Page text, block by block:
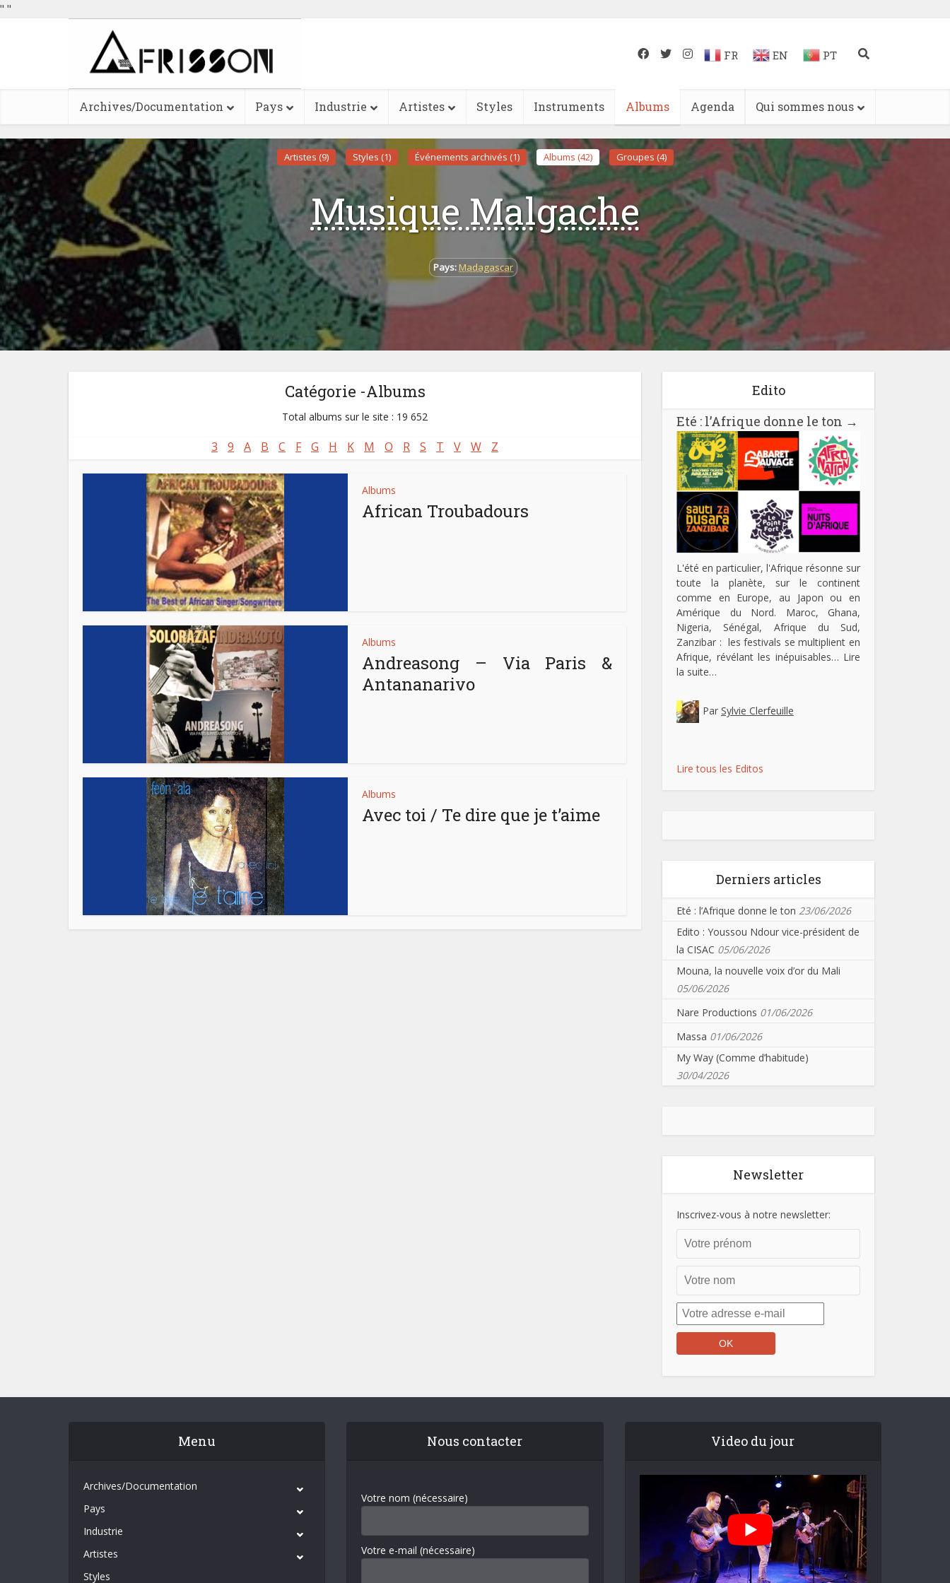
" "
FR EN PT
Archives/Documentation Pays Industrie Artistes Styles Instruments Albums Agenda Qui sommes nous
Artistes (9) Styles (1) Événements archivés (1) Albums (42) Groupes (4)
Musique Malgache
Pays: Madagascar
Catégorie -Albums
Total albums sur le site : 19 652
3 9 A B C F G H K M O R S T V W Z
Albums
African Troubadours
Albums
Andreasong – Via Paris &
Antananarivo
Albums
Avec toi / Te dire que je t’aime
Edito
Eté : l’Afrique donne le ton →
L'été en particulier, l'Afrique résonne sur
toute la planète, sur le continent
comme en Europe, au Japon ou en
Amérique du Nord. Maroc, Ghana,
Nigeria, Sénégal, Afrique du Sud,
Zanzibar : les festivals se multiplient en
Afrique, révélant les inépuisables… Lire
la suite…
Par Sylvie Clerfeuille
Lire tous les Editos
Derniers articles
Eté : l’Afrique donne le ton 23/06/2026
Edito : Youssou Ndour vice-président de
la CISAC 05/06/2026
Mouna, la nouvelle voix d’or du Mali
05/06/2026
Nare Productions 01/06/2026
Massa 01/06/2026
My Way (Comme d’habitude)
30/04/2026
Newsletter
Inscrivez-vous à notre newsletter:
Menu
Archives/Documentation
Pays
Industrie
Artistes
Styles
Nous contacter
Votre nom (nécessaire)
Votre e-mail (nécessaire)
Video du jour